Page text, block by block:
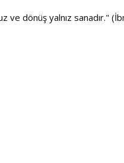
ve dönüş yalnız sanadır."